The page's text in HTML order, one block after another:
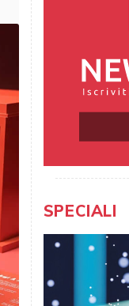
SPECIALI